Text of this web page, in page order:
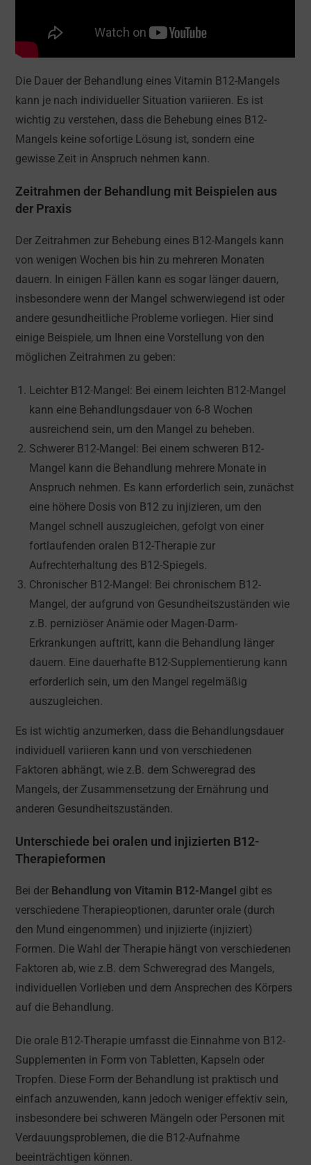
Die Dauer der Behandlung eines Vitamin B12-Mangels
kann je nach individueller Situation variieren. Es ist
wichtig zu verstehen, dass die Behebung eines B12-
Mangels keine sofortige Lösung ist, sondern eine
gewisse Zeit in Anspruch nehmen kann.
Zeitrahmen der Behandlung mit Beispielen aus
der Praxis
Der Zeitrahmen zur Behebung eines B12-Mangels kann
von wenigen Wochen bis hin zu mehreren Monaten
dauern. In einigen Fällen kann es sogar länger dauern,
insbesondere wenn der Mangel schwerwiegend ist oder
andere gesundheitliche Probleme vorliegen. Hier sind
einige Beispiele, um Ihnen eine Vorstellung von den
möglichen Zeitrahmen zu geben:
Leichter B12-Mangel: Bei einem leichten B12-Mangel
kann eine Behandlungsdauer von 6-8 Wochen
ausreichend sein, um den Mangel zu beheben.
Schwerer B12-Mangel: Bei einem schweren B12-
Mangel kann die Behandlung mehrere Monate in
Anspruch nehmen. Es kann erforderlich sein, zunächst
eine höhere Dosis von B12 zu injizieren, um den
Mangel schnell auszugleichen, gefolgt von einer
fortlaufenden oralen B12-Therapie zur
Aufrechterhaltung des B12-Spiegels.
Chronischer B12-Mangel: Bei chronischem B12-
Mangel, der aufgrund von Gesundheitszuständen wie
z.B. perniziöser Anämie oder Magen-Darm-
Erkrankungen auftritt, kann die Behandlung länger
dauern. Eine dauerhafte B12-Supplementierung kann
erforderlich sein, um den Mangel regelmäßig
auszugleichen.
Es ist wichtig anzumerken, dass die Behandlungsdauer
individuell variieren kann und von verschiedenen
Faktoren abhängt, wie z.B. dem Schweregrad des
Mangels, der Zusammensetzung der Ernährung und
anderen Gesundheitszuständen.
Unterschiede bei oralen und injizierten B12-
Therapieformen
Bei der Behandlung von Vitamin B12-Mangel gibt es
verschiedene Therapieoptionen, darunter orale (durch
den Mund eingenommen) und injizierte (injiziert)
Formen. Die Wahl der Therapie hängt von verschiedenen
Faktoren ab, wie z.B. dem Schweregrad des Mangels,
individuellen Vorlieben und dem Ansprechen des Körpers
auf die Behandlung.
Die orale B12-Therapie umfasst die Einnahme von B12-
Supplementen in Form von Tabletten, Kapseln oder
Tropfen. Diese Form der Behandlung ist praktisch und
einfach anzuwenden, kann jedoch weniger effektiv sein,
insbesondere bei schweren Mängeln oder Personen mit
Verdauungsproblemen, die die B12-Aufnahme
beeinträchtigen können.